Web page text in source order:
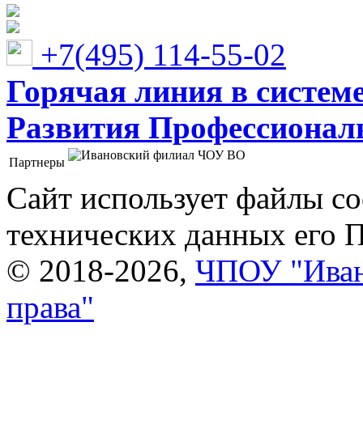
+7(495) 114-55-02
Горячая линия в
Развития
Партнеры
Сайт использует файлы
технических данных его
© 2018-2026, ЧПОУ
права"